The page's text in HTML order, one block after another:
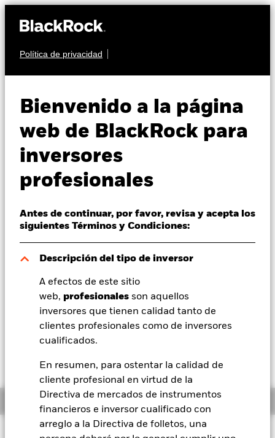
Política de privacidad
Bienvenido a la página
web de BlackRock para
inversores
profesionales
Antes de continuar, por favor, revisa y acepta los
siguientes Términos y Condiciones:
Descripción del tipo de inversor
A efectos de este sitio
web, profesionales son aquellos
inversores que tienen calidad tanto de
clientes profesionales como de inversores
cualificados.
En resumen, para ostentar la calidad de
cliente profesional en virtud de la
Directiva de mercados de instrumentos
financieros e inversor cualificado con
arreglo a la Directiva de folletos, una
Perspectivas
Visión de mercado
Educación
Profesionales
España
Change location
BlackRock
iShares
Nuestra compañía
Fund
Valor liquidativo a 07 ago 2026
USD 8,94
USD 0,01 (0,11%)
Filosofía de inversión